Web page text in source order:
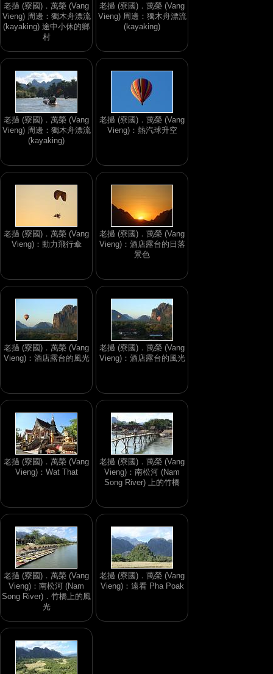
老撾 (寮國)．萬榮 (Vang
Vieng) 周邊：獨木舟漂流
(kayaking) 途中小休的鄉
村
老撾 (寮國)．萬榮 (Vang
Vieng) 周邊：獨木舟漂流
(kayaking)
老撾 (寮國)．萬榮 (Vang
Vieng) 周邊：獨木舟漂流
(kayaking)
老撾 (寮國)．萬榮 (Vang
Vieng)：熱汽球升空
老撾 (寮國)．萬榮 (Vang
Vieng)：動力飛行傘
老撾 (寮國)．萬榮 (Vang
Vieng)：酒店露台的日落
景色
老撾 (寮國)．萬榮 (Vang
Vieng)：酒店露台的風光
老撾 (寮國)．萬榮 (Vang
Vieng)：酒店露台的風光
老撾 (寮國)．萬榮 (Vang
Vieng)：Wat That
老撾 (寮國)．萬榮 (Vang
Vieng)：南松河 (Nam
Song River) 上的竹橋
老撾 (寮國)．萬榮 (Vang
Vieng)：南松河 (Nam
Song River)．竹橋上的風
光
老撾 (寮國)．萬榮 (Vang
Vieng)：遠看 Pha Poak